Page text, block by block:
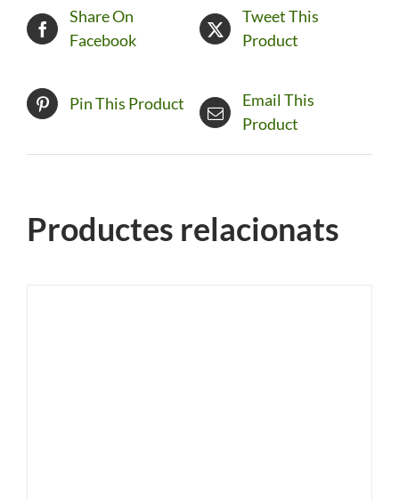
Share On
Facebook
Tweet This
Product
Pin This Product
Email This
Product
Productes relacionats